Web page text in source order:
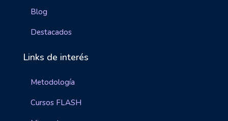
Blog
Destacados
Links de interés
Metodología
Cursos FLASH